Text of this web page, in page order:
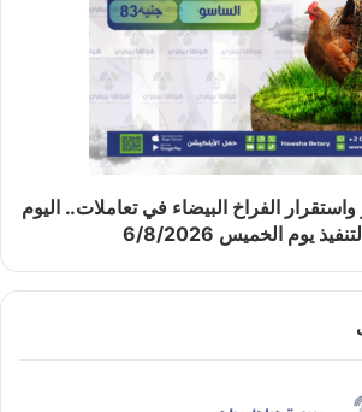
الفراخ البيضاء في تعاملات.. اليوم
يوم الخميس 6/8/2026